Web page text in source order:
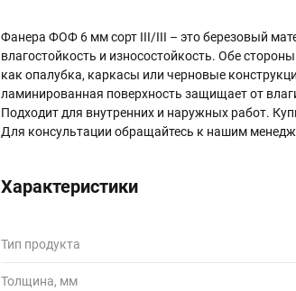
Фанера ФОФ 6 мм сорт III/III – это березовый
влагостойкость и износостойкость. Обе
как опалубка, каркасы или черновые
ламинированная поверхность защищает от
Подходит для внутренних и наружных работ.
Для консультации обращайтесь к нашим
Характеристики
Тип продукта
Толщина, мм